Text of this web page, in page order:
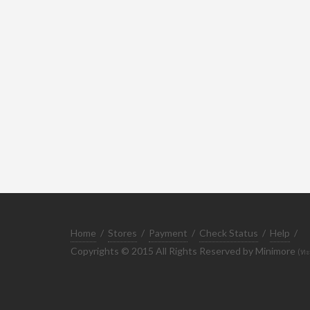
Home / Stores / Payment / Check Status / Help /
Copyrights © 2015 All Rights Reserved by Minimore (ท